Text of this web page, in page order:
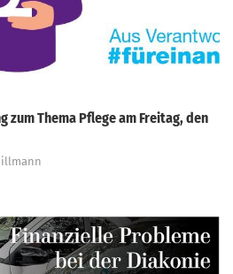
Thema Pflege am Freitag, den